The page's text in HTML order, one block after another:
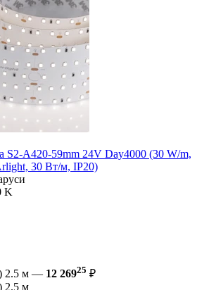
S2-A420-59mm 24V Day4000 (30 W/m,
30 Вт/м, IP20)
K
2.5 м — 12 26925 ₽
2.5 м